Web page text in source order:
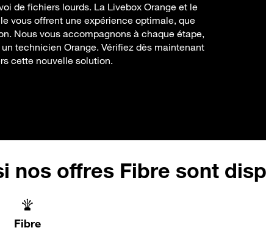
de fichiers lourds. La Livebox Orange et le
vous offrent une expérience optimale, que
Nous vous accompagnons à chaque étape,
technicien Orange. Vérifiez dès maintenant
cette nouvelle solution.
nos offres Fibre sont
Fibre